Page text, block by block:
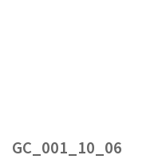
GC_001_10_06